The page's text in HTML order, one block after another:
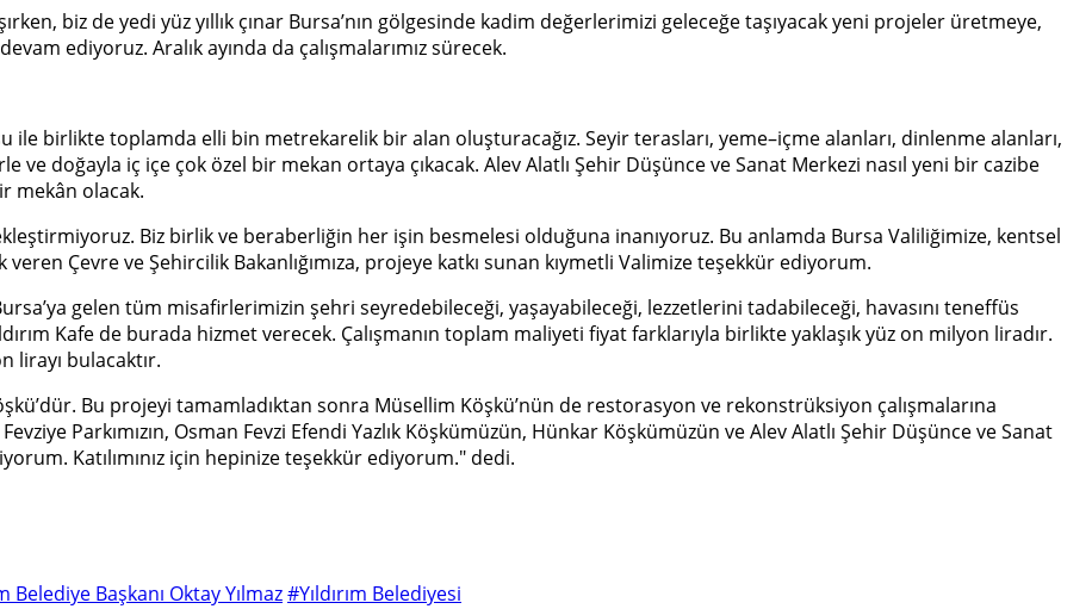
biz de yedi yüz yıllık çınar Bursa’nın gölgesinde kadim değerlerimizi geleceğe taşıyacak yeni projeler üretmeye,
ediyoruz. Aralık ayında da çalışmalarımız sürecek.
birlikte toplamda elli bin metrekarelik bir alan oluşturacağız. Seyir terasları, yeme–içme alanları, dinlenme alanları,
ve doğayla iç içe çok özel bir mekan ortaya çıkacak. Alev Alatlı Şehir Düşünce ve Sanat Merkezi nasıl yeni bir cazibe
mekân olacak.
Biz birlik ve beraberliğin her işin besmelesi olduğuna inanıyoruz. Bu anlamda Bursa Valiliğimize, kentsel
Çevre ve Şehircilik Bakanlığımıza, projeye katkı sunan kıymetli Valimize teşekkür ediyorum.
Bursa’ya gelen tüm misafirlerimizin şehri seyredebileceği, yaşayabileceği, lezzetlerini tadabileceği, havasını teneffüs
Kafe de burada hizmet verecek. Çalışmanın toplam maliyeti fiyat farklarıyla birlikte yaklaşık yüz on milyon liradır.
lirayı bulacaktır.
Bu projeyi tamamladıktan sonra Müsellim Köşkü’nün de restorasyon ve rekonstrüksiyon çalışmalarına
Parkımızın, Osman Fevzi Efendi Yazlık Köşkümüzün, Hünkar Köşkümüzün ve Alev Alatlı Şehir Düşünce ve Sanat
Katılımınız için hepinize teşekkür ediyorum." dedi.
Belediye Başkanı Oktay Yılmaz#Yıldırım Belediyesi